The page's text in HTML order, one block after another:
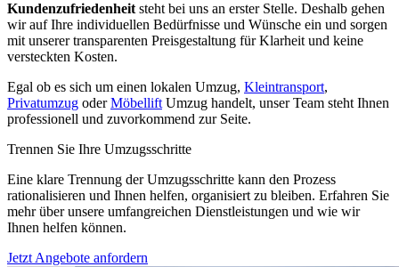
Kundenzufriedenheit steht bei uns an erster Stelle. Deshalb gehen
wir auf Ihre individuellen Bedürfnisse und Wünsche ein und sorgen
mit unserer transparenten Preisgestaltung für Klarheit und keine
versteckten Kosten.
Egal ob es sich um einen lokalen Umzug, Kleintransport,
Privatumzug oderMöbellift Umzug handelt, unser Team steht Ihnen
professionell und zuvorkommend zur Seite.
Trennen Sie Ihre Umzugsschritte
Eine klare Trennung der Umzugsschritte kann den Prozess
rationalisieren und Ihnen helfen, organisiert zu bleiben. Erfahren Sie
mehr über unsere umfangreichen Dienstleistungen und wie wir
Ihnen helfen können.
Jetzt Angebote anfordern